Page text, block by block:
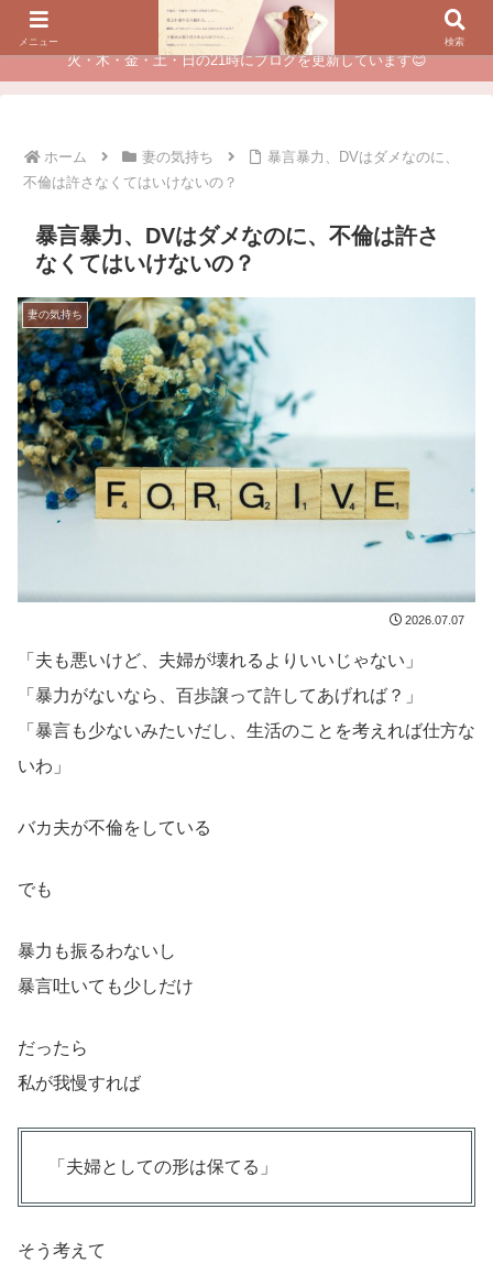
夫に不倫されたつらい経験が、あなたのチャンスに変わるカウンセリング
火・木・金・土・日の21時にブログを更新しています😊
ホーム 妻の気持ち
暴言暴力、DVはダメなのに、
不倫は許さなくてはいけないの？
暴言暴力、DVはダメなのに、不倫は許さ
なくてはいけないの？
妻の気持ち
2026.07.07
「夫も悪いけど、夫婦が壊れるよりいいじゃない」
「暴力がないなら、百歩譲って許してあげれば？」
「暴言も少ないみたいだし、生活のことを考えれば仕方な
いわ」
バカ夫が不倫をしている
でも
暴力も振るわないし
暴言吐いても少しだけ
だったら
私が我慢すれば
「夫婦としての形は保てる」
そう考えて
メニュー 検索